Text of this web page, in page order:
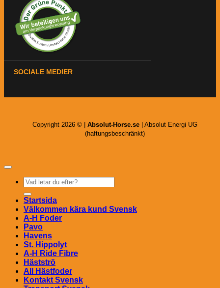
SOCIALE MEDIER
Copyright 2026 © | Absolut-Horse.se | Absolut Energi UG
(haftungsbeschränkt)
Sök
efter:
Startsida
Välkommen kära kund Svensk
A-H Foder
Pavo
Havens
St. Hippolyt
A-H Ride Fibre
Hästströ
All Hästfoder
Kontakt Svensk